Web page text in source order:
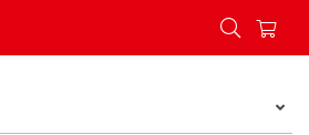
Adriatic Hrana za pse 10x250 g -